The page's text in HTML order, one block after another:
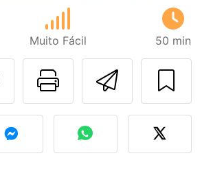
Muito Fácil 50 min
Imprima
Falar com o autor
receita?